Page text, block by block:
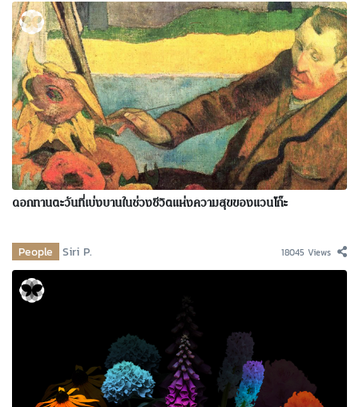
ดอกทานตะวันที่เบ่งบานในช่วงชีวิตแห่งความสุขของแวนโก๊ะ
People Siri P. 18045 Views